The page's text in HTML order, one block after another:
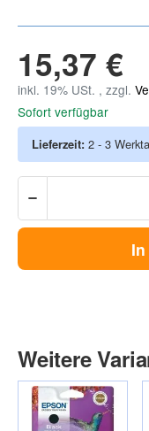
15,37 €
inkl. 19% USt. , zzgl.
Sofort verfügbar
Lieferzeit: 2 - 3
Weitere